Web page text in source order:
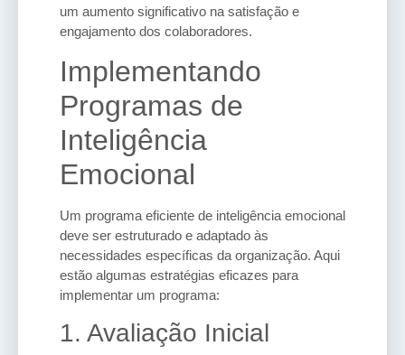
um aumento significativo na satisfação e
engajamento dos colaboradores.
Implementando
Programas de
Inteligência
Emocional
Um programa eficiente de inteligência emocional
deve ser estruturado e adaptado às
necessidades específicas da organização. Aqui
estão algumas estratégias eficazes para
implementar um programa:
1. Avaliação Inicial